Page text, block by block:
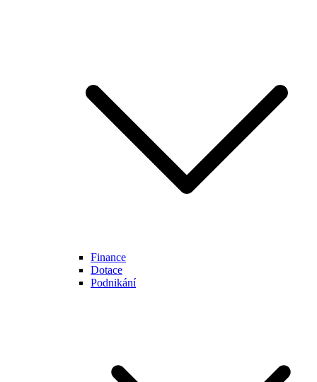
Finance
Dotace
Podnikání